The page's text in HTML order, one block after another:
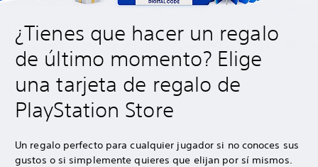
¿Tienes que hacer un regalo
de último momento? Elige
una tarjeta de regalo de
PlayStation Store
Un regalo perfecto para cualquier jugador si no conoces sus
gustos o si simplemente quieres que elijan por sí mismos.